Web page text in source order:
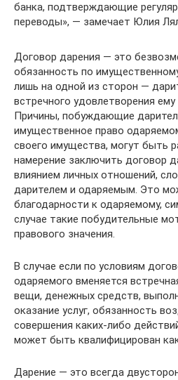
банка, подтверждающие
переводы», — замечает Юлия
Договор дарения — это
обязанность по
лишь на одной из сторон —
встречного удовлетворения ему
Причины, побуждающие
имущественное право
своего имущества, могут быть
намерение заключить договор
влиянием личных отношений,
дарителем и одаряемым. Это
благодарности к одаряемому,
случае такие побудительные
правового значения.
В случае если по условиям
одаряемого вменяется
вещи, денежных средств,
оказание услуг, обязанность
совершения каких-либо
может быть квалифицирован
Дарение — это всегда